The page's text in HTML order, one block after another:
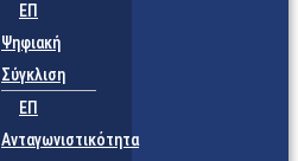
ΕΠ
Ψηφιακή
Σύγκλιση
ΕΠ
Ανταγωνιστικότητα